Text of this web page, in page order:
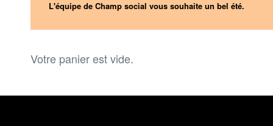
L'équipe de Champ social vous souhaite un bel été.
Votre panier est vide.